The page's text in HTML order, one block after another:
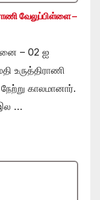
வேலுப்பிள்ளை –
– 02 ஐ
உருத்திராணி
காலமானார்.
…